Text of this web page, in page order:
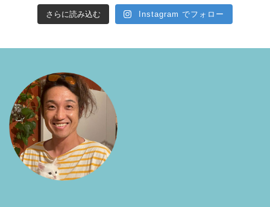
さらに読み込む Instagram でフォロー